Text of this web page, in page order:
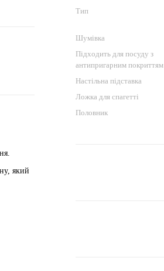
Тип
Шумівка
Підходить для посуду з
антипригарним покриттям
Настільна підставка
Ложка для спагетті
Половник
який